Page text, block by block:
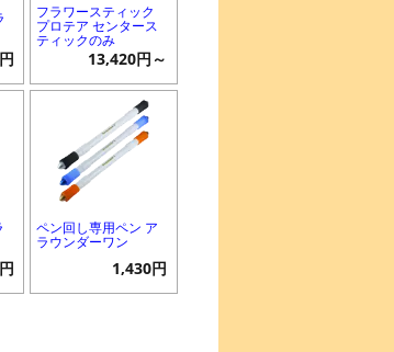
フラワースティック
プロテア センタース
ティックのみ
13,420円～
ペン回し専用ペン ア
ラウンダーワン
1,430円